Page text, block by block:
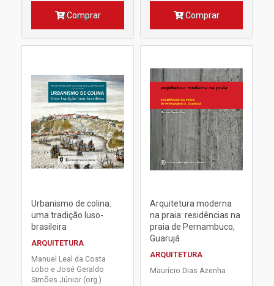
Comprar Comprar
Urbanismo de colina:
uma tradição luso-
brasileira
ARQUITETURA
Manuel Leal da Costa
Lobo e José Geraldo
Simões Júnior (org.)
Arquitetura moderna
na praia: residências na
praia de Pernambuco,
Guarujá
ARQUITETURA
Maurício Dias Azenha